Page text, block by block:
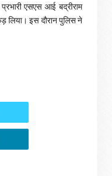
एसएस आई बद्रीराम
लिया। इस दौरान पुलिस ने